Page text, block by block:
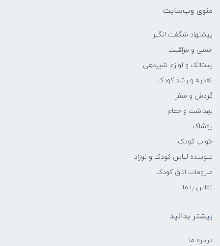
منوی وب‌سایت
پیشنهاد شگفت انگیر
ایمنی و مراقبت
پستانک و لوازم شیردهی
تغذیه و رشد کودک
گردش و سفر
بهداشت و حمام
پوشاک
خواب کودک
شوینده لباس کودک و نوزاد
ملزومات اتاق کودک
تماس با ما
بیشتر بدانید
درباره ما